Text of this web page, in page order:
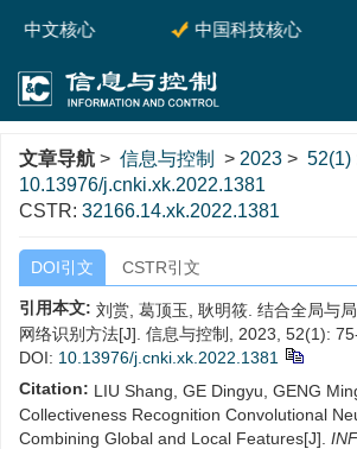
中文核心 中国科技核心
文章导航 > 信息与控制 > 2023 > 52(1)
10.13976/j.cnki.xk.2022.1381
CSTR: 32166.14.xk.2022.1381
DOI引文 CSTR引文
引用本文: 刘赏, 葛顶玉, 耿明筱. 结合全局与
网络识别方法[J]. 信息与控制, 2023, 52(1):
DOI: 10.13976/j.cnki.xk.2022.1381
Citation: LIU Shang, GE Dingyu, GENG
Collectiveness Recognition Convolutional
Combining Global and Local Features[J].